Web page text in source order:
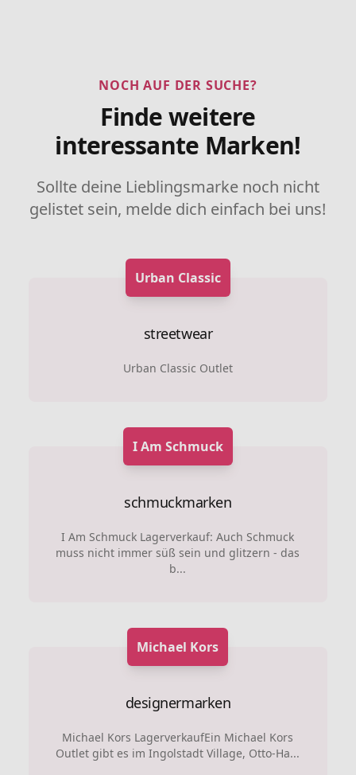
NOCH AUF DER SUCHE?
Finde weitere
interessante Marken!
Sollte deine Lieblingsmarke noch nicht
gelistet sein, melde dich einfach bei uns!
Urban Classic
streetwear
Urban Classic Outlet
I Am Schmuck
schmuckmarken
I Am Schmuck Lagerverkauf: Auch Schmuck
muss nicht immer süß sein und glitzern - das
b...
Michael Kors
designermarken
Michael Kors LagerverkaufEin Michael Kors
Outlet gibt es im Ingolstadt Village, Otto-Ha...